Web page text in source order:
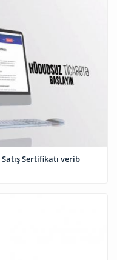
Sertifikatı verib